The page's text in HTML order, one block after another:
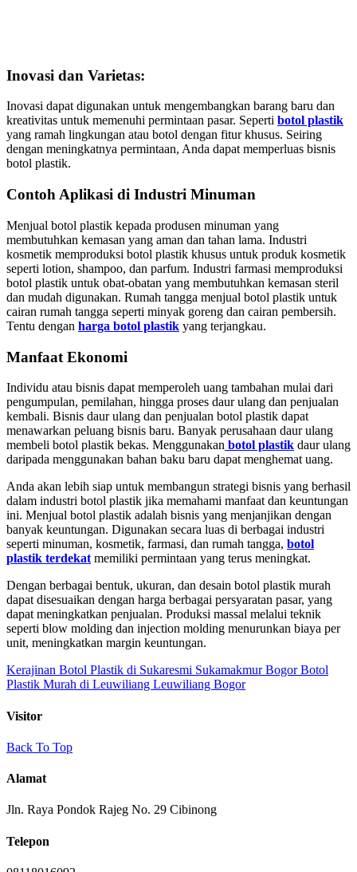
Inovasi dan Varietas:
Inovasi dapat digunakan untuk mengembangkan barang baru dan
kreativitas untuk memenuhi permintaan pasar. Seperti botol plastik
yang ramah lingkungan atau botol dengan fitur khusus. Seiring
dengan meningkatnya permintaan, Anda dapat memperluas bisnis
botol plastik.
Contoh Aplikasi di Industri Minuman
Menjual botol plastik kepada produsen minuman yang
membutuhkan kemasan yang aman dan tahan lama. Industri
kosmetik memproduksi botol plastik khusus untuk produk kosmetik
seperti lotion, shampoo, dan parfum. Industri farmasi memproduksi
botol plastik untuk obat-obatan yang membutuhkan kemasan steril
dan mudah digunakan. Rumah tangga menjual botol plastik untuk
cairan rumah tangga seperti minyak goreng dan cairan pembersih.
Tentu dengan harga botol plastik yang terjangkau.
Manfaat Ekonomi
Individu atau bisnis dapat memperoleh uang tambahan mulai dari
pengumpulan, pemilahan, hingga proses daur ulang dan penjualan
kembali. Bisnis daur ulang dan penjualan botol plastik dapat
menawarkan peluang bisnis baru. Banyak perusahaan daur ulang
membeli botol plastik bekas. Menggunakan botol plastik daur ulang
daripada menggunakan bahan baku baru dapat menghemat uang.
Anda akan lebih siap untuk membangun strategi bisnis yang berhasil
dalam industri botol plastik jika memahami manfaat dan keuntungan
ini. Menjual botol plastik adalah bisnis yang menjanjikan dengan
banyak keuntungan. Digunakan secara luas di berbagai industri
seperti minuman, kosmetik, farmasi, dan rumah tangga, botol
plastik terdekat memiliki permintaan yang terus meningkat.
Dengan berbagai bentuk, ukuran, dan desain botol plastik murah
dapat disesuaikan dengan harga berbagai persyaratan pasar, yang
dapat meningkatkan penjualan. Produksi massal melalui teknik
seperti blow molding dan injection molding menurunkan biaya per
unit, meningkatkan margin keuntungan.
Kerajinan Botol Plastik di Sukaresmi Sukamakmur BogorBotol
Plastik Murah di Leuwiliang Leuwiliang Bogor
Visitor
Back To Top
Alamat
Jln. Raya Pondok Rajeg No. 29 Cibinong
Telepon